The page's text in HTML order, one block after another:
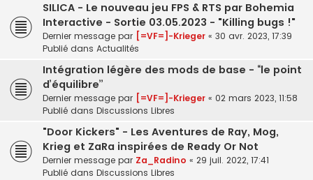
SILICA - Le nouveau jeu FPS & RTS par Bohemia
Interactive - Sortie 03.05.2023 - "Killing bugs !"
Dernier message par [=VF=]-Krieger « 30 avr. 2023, 17:39
Publié dans Actualités
Intégration légère des mods de base - “le point
d’équilibre”
Dernier message par [=VF=]-Krieger « 02 mars 2023, 11:58
Publié dans Discussions Libres
"Door Kickers" - Les Aventures de Ray, Mog,
Krieg et ZaRa inspirées de Ready Or Not
Dernier message par Za_Radino « 29 juil. 2022, 17:41
Publié dans Discussions Libres